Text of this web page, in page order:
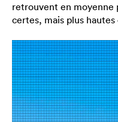
retrouvent en moyenne
certes, mais plus hautes